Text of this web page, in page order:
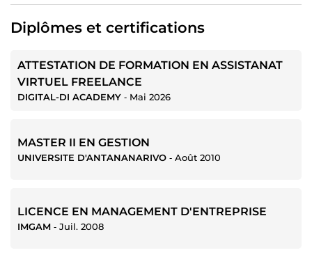
Diplômes et certifications
ATTESTATION DE FORMATION EN ASSISTANAT
VIRTUEL FREELANCE
DIGITAL-DI ACADEMY ‐ Mai 2026
MASTER II EN GESTION
UNIVERSITE D'ANTANANARIVO ‐ Août 2010
LICENCE EN MANAGEMENT D'ENTREPRISE
IMGAM ‐ Juil. 2008